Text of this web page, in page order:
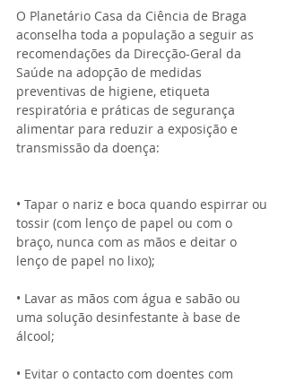
O Planetário Casa da Ciência de Braga
aconselha toda a população a seguir as
recomendações da Direcção-Geral da
Saúde na adopção de medidas
preventivas de higiene, etiqueta
respiratória e práticas de segurança
alimentar para reduzir a exposição e
transmissão da doença:
• Tapar o nariz e boca quando espirrar ou
tossir (com lenço de papel ou com o
braço, nunca com as mãos e deitar o
lenço de papel no lixo);
• Lavar as mãos com água e sabão ou
uma solução desinfestante à base de
álcool;
• Evitar o contacto com doentes com